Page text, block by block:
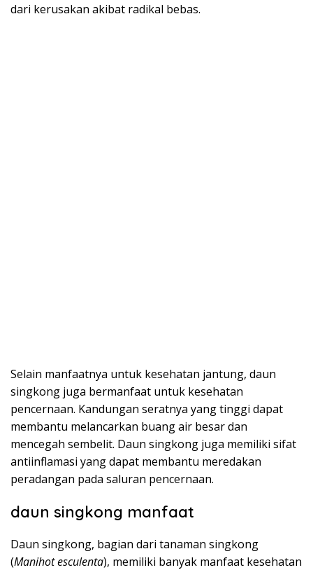
dari kerusakan akibat radikal bebas.
Selain manfaatnya untuk kesehatan jantung, daun
singkong juga bermanfaat untuk kesehatan
pencernaan. Kandungan seratnya yang tinggi dapat
membantu melancarkan buang air besar dan
mencegah sembelit. Daun singkong juga memiliki sifat
antiinflamasi yang dapat membantu meredakan
peradangan pada saluran pencernaan.
daun singkong manfaat
Daun singkong, bagian dari tanaman singkong
(Manihot esculenta), memiliki banyak manfaat kesehatan